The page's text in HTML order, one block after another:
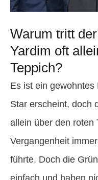
Warum tritt
Yardim oft
Teppich?
Es ist ein
Star erscheint, doch
allein über den roten
Vergangenheit
führte. Doch die